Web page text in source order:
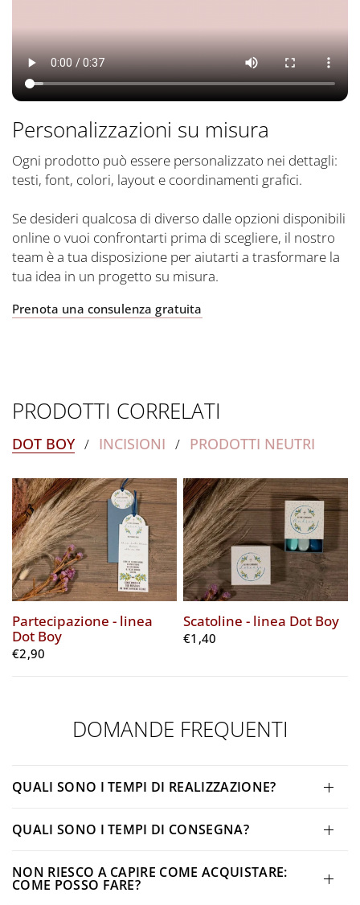
Personalizzazioni su misura
Ogni prodotto può essere personalizzato nei dettagli:
testi, font, colori, layout e coordinamenti grafici.
Se desideri qualcosa di diverso dalle opzioni disponibili
online o vuoi confrontarti prima di scegliere, il nostro
team è a tua disposizione per aiutarti a trasformare la
tua idea in un progetto su misura.
Prenota una consulenza gratuita
PRODOTTI CORRELATI
DOT BOY / INCISIONI / PRODOTTI NEUTRI
Partecipazione - linea
Dot Boy
€2,90
Scatoline - linea Dot Boy
€1,40
DOMANDE FREQUENTI
QUALI SONO I TEMPI DI REALIZZAZIONE?
QUALI SONO I TEMPI DI CONSEGNA?
NON RIESCO A CAPIRE COME ACQUISTARE:
COME POSSO FARE?